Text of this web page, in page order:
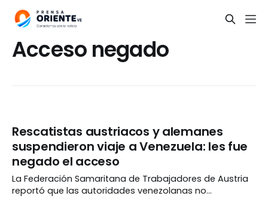
Acceso negado
Rescatistas austriacos y alemanes
suspendieron viaje a Venezuela: les fue
negado el acceso
La Federación Samaritana de Trabajadores de Austria
reportó que las autoridades venezolanas no